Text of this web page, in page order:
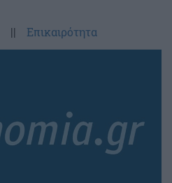
|| Επικαιρότητα